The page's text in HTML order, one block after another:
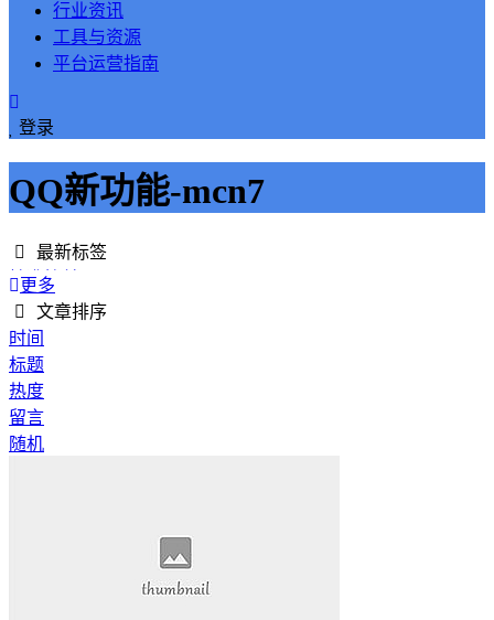
行业资讯
工具与资源
平台运营指南
登录
QQ新功能-mcn7
最新标签
精准接单
接单网
安全下单
成绩改进
学历提升
提升竞争力
代刷网站
更多
文章排序
时间
标题
热度
留言
随机